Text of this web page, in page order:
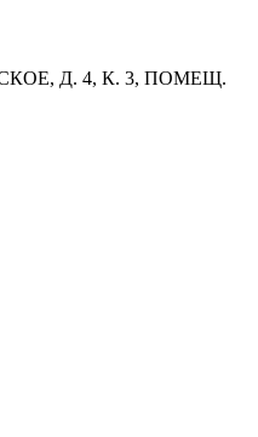
Д. 4, К. 3, ПОМЕЩ.